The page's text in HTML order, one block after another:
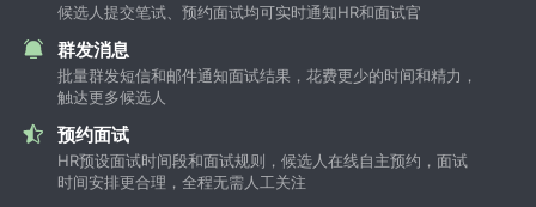
候选人提交笔试、预约面试均可实时通知HR和面试官
群发消息
批量群发短信和邮件通知面试结果，花费更少的时间和精力，
触达更多候选人
预约面试
HR预设面试时间段和面试规则，候选人在线自主预约，面试
时间安排更合理，全程无需人工关注